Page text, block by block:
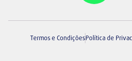
Termos e CondiçõesPolítica de